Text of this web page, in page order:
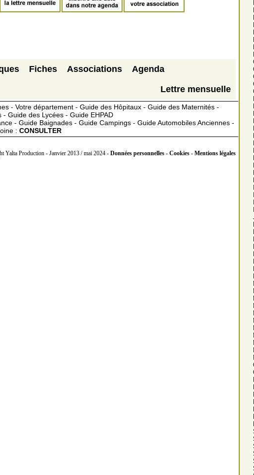
Fiches Associations Agenda
Lettre mensuelle
- Votre département - Guide des Hôpitaux - Guide des Maternités -
- Guide des Lycées - Guide EHPAD
- Guide Baignades - Guide Campings - Guide Automobiles Anciennes -
: CONSULTER
Yalta Production - Janvier 2013 / mai 2024 - Données personnelles - Cookies - Mentions légales